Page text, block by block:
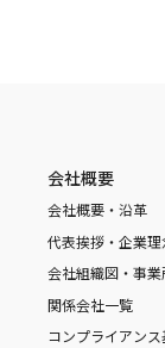
会社概要
会社概要・沿革
代表挨拶・企業理
会社組織図・事
関係会社一覧
コンプライアン